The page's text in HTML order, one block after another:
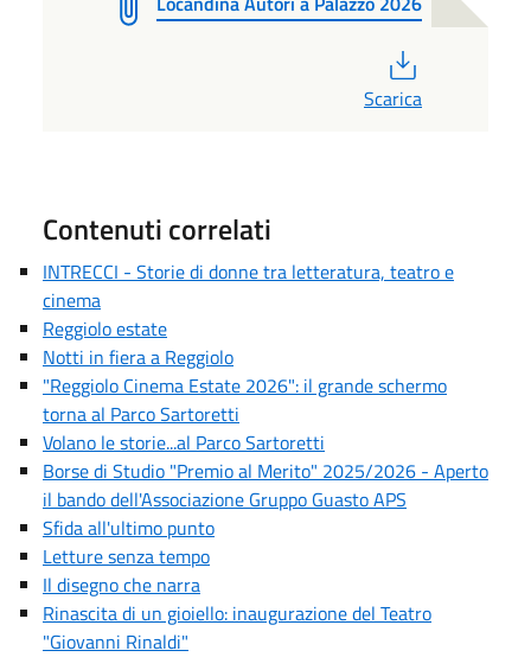
Scarica
Contenuti correlati
INTRECCI - Storie di donne tra letteratura, teatro e
cinema
Reggiolo estate
Notti in fiera a Reggiolo
"Reggiolo Cinema Estate 2026": il grande schermo
torna al Parco Sartoretti
Volano le storie...al Parco Sartoretti
Borse di Studio "Premio al Merito" 2025/2026 - Aperto
il bando dell'Associazione Gruppo Guasto APS
Sfida all'ultimo punto
Letture senza tempo
Il disegno che narra
Rinascita di un gioiello: inaugurazione del Teatro
"Giovanni Rinaldi"